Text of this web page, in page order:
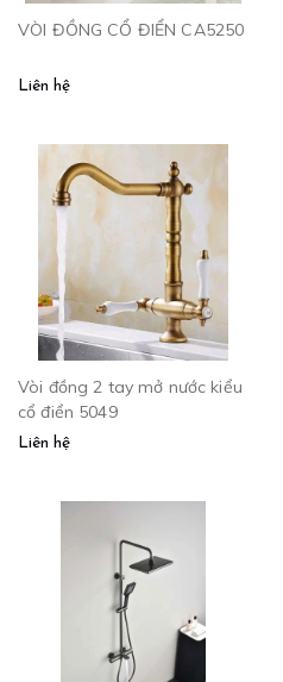
VÒI ĐỒNG CỔ ĐIỂN CA5250
Liên hệ
Vòi đồng 2 tay mở nước kiểu
cổ điển 5049
Liên hệ